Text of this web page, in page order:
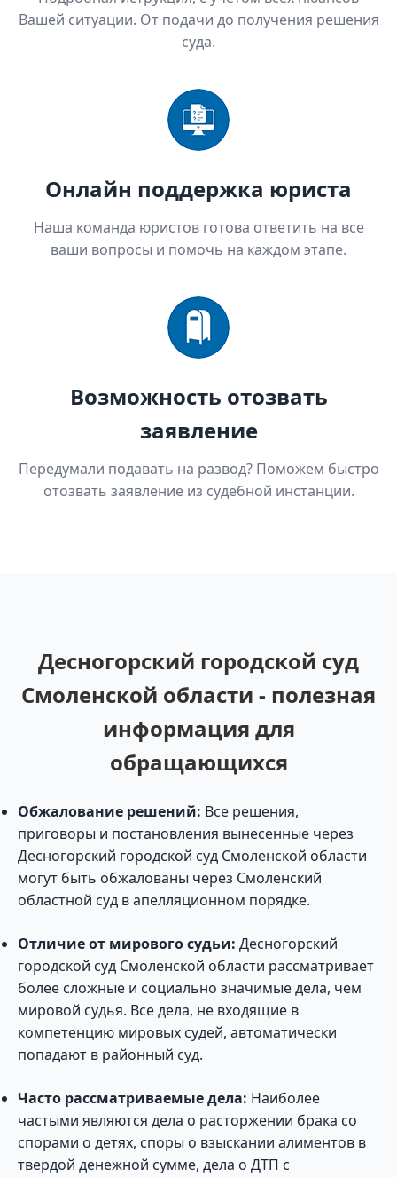
Вашей ситуации. От подачи до получения решения
суда.
Онлайн поддержка юриста
Наша команда юристов готова ответить на все
ваши вопросы и помочь на каждом этапе.
Возможность отозвать
заявление
Передумали подавать на развод? Поможем быстро
отозвать заявление из судебной инстанции.
Десногорский городской суд
Смоленской области - полезная
информация для
обращающихся
Обжалование решений: Все решения,
приговоры и постановления вынесенные через
Десногорский городской суд Смоленской области
могут быть обжалованы через Смоленский
областной суд в апелляционном порядке.
Отличие от мирового судьи: Десногорский
городской суд Смоленской области рассматривает
более сложные и социально значимые дела, чем
мировой судья. Все дела, не входящие в
компетенцию мировых судей, автоматически
попадают в районный суд.
Часто рассматриваемые дела: Наиболее
частыми являются дела о расторжении брака со
спорами о детях, споры о взыскании алиментов в
твердой денежной сумме, дела о ДТП с